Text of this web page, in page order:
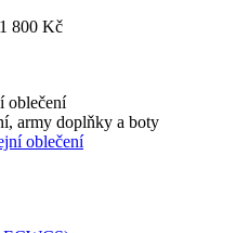
800 Kč
oblečení
army doplňky a boty